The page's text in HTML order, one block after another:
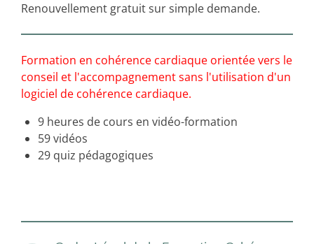
Renouvellement gratuit sur simple demande.
Formation en cohérence cardiaque orientée vers le
conseil et l'accompagnement sans l'utilisation d'un
logiciel de cohérence cardiaque.
9 heures de cours en vidéo-formation
59 vidéos
29 quiz pédagogiques